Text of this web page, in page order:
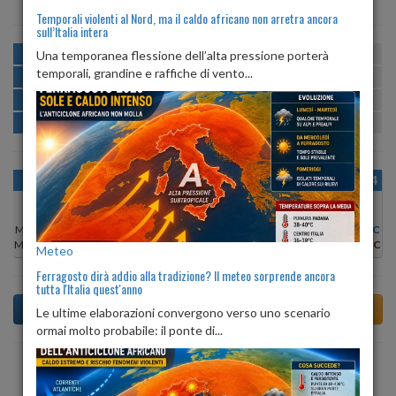
MATTINA min:21º max:29º U:
POMERIGGIO min:30º max:32º
SERA min:26º max:31º U:51% 81%
NOTTE min: 22º max:23º U:99%
OGGI
Min:
30°C
Max:31°C
DOM 09
Min:
Max:32°C
LUN 10
Min:31°C
Max:33°C
MAR 11
Min:
32°C
Max:33°C
MER 12
Max:33°C
GIO 13
Min:32°C
Max:33°C
VEN 14
31°C
Max:32°C
Previsioni del Tempo a Uras di domani
Temporali violenti al Nord, ma il caldo africano non arretra ancora
sull’Italia intera
Una temporanea flessione dell’alta pressione porterà
temporali, grandine e raffiche di vento...
Meteo
Ferragosto dirà addio alla tradizione? Il meteo sorprende ancora
tutta l'Italia quest'anno
Le ultime elaborazioni convergono verso uno scenario
ormai molto probabile: il ponte di...